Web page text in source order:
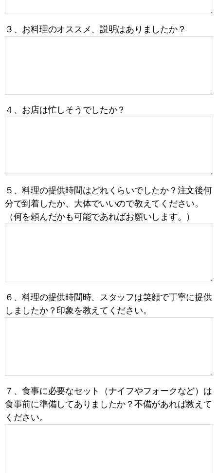
３、お料理のオススメ、説明はありましたか？
４、お店は忙しそうでしたか？
５、料理の提供時間はどれくらいでしたか？注文後何
分で到着したか、大体でいいので教えてください。
（何を頼んだかも可能であればお願いします。）
６、料理の提供時間時、スタッフは笑顔で丁寧に提供
しましたか？印象を教えてください。
７、食事に必要なセット（ナイフやフォークなど）は
食事前に準備してありましたか？不備があれば教えて
ください。